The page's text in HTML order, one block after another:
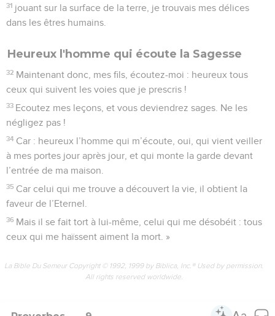
31 jouant sur la surface de la terre, je trouvais mes délices
dans les êtres humains.
Heureux l'homme qui écoute la Sagesse
32 Maintenant donc, mes fils, écoutez-moi : heureux tous
ceux qui suivent les voies que je prescris !
33 Ecoutez mes leçons, et vous deviendrez sages. Ne les
négligez pas !
34 Car : heureux l’homme qui m’écoute, oui, qui vient veiller
à mes portes jour après jour, et qui monte la garde devant
l’entrée de ma maison.
35 Car celui qui me trouve a découvert la vie, il obtient la
faveur de l’Eternel.
36 Mais il se fait tort à lui-même, celui qui me désobéit : tous
ceux qui me haïssent aiment la mort. »
La Bible Du Semeur Copyright © 1992, 1999 by Biblica, Inc.® Used by permission.
All rights reserved worldwide.